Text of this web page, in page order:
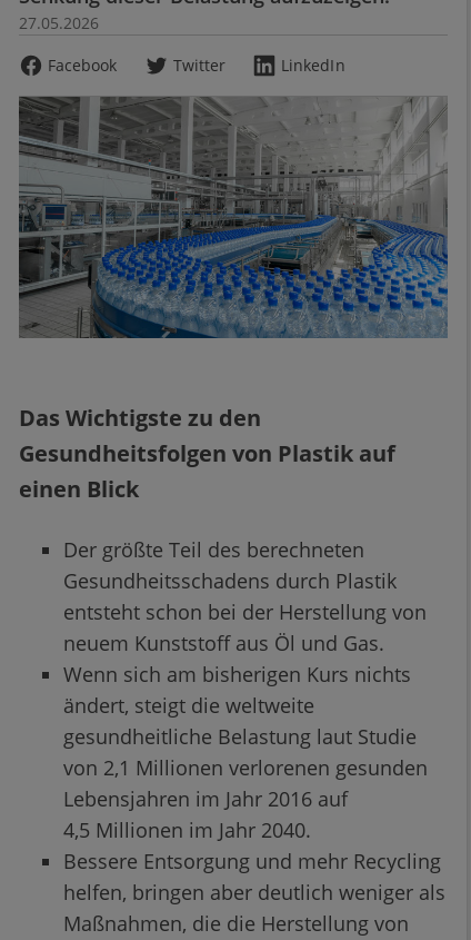
27.05.2026
Facebook
Twitter LinkedIn
Das Wichtigste zu den
Gesundheitsfolgen von Plastik auf
einen Blick
Der größte Teil des berechneten
Gesundheitsschadens durch Plastik
entsteht schon bei der Herstellung von
neuem Kunststoff aus Öl und Gas.
Wenn sich am bisherigen Kurs nichts
ändert, steigt die weltweite
gesundheitliche Belastung laut Studie
von 2,1 Millionen verlorenen gesunden
Lebensjahren im Jahr 2016 auf
4,5 Millionen im Jahr 2040.
Bessere Entsorgung und mehr Recycling
helfen, bringen aber deutlich weniger als
Maßnahmen, die die Herstellung von